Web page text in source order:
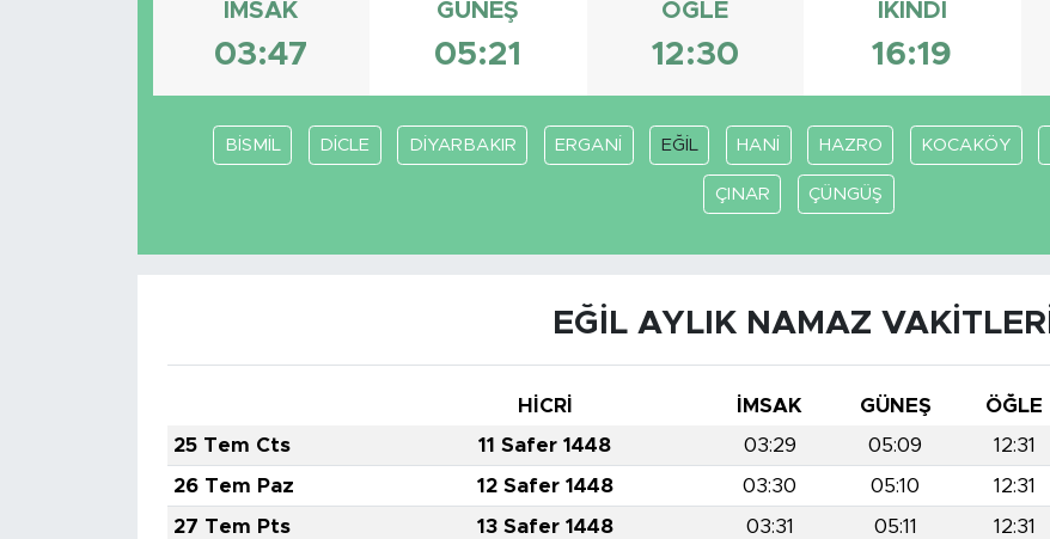
İMSAK
03:47
GÜNEŞ
05:21
ÖĞLE
12:30
İKINDI
16:19
BİSMİL DİCLE DİYARBAKIR ERGANİ EĞİL HANİ HAZRO KOCAKÖY
ÇINAR ÇÜNGÜŞ
EĞİL AYLIK NAMAZ VAKITLERI
HİCRİ İMSAK GÜNEŞ ÖĞLE
25 Tem Cts
11 Safer 1448 03:29 05:09 12:31
26 Tem Paz
12 Safer 1448 03:30 05:10 12:31
27 Tem Pts
13 Safer 1448 03:31 05:11 12:31
BİLİM-TEKNOLOJİ
POLİTİKA